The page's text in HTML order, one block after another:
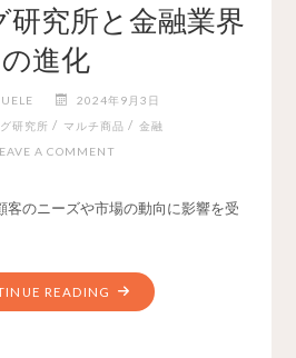
研究所と金融業界
の進化
2024年9月3日
研究所 / マルチ商品 / 金融
A COMMENT
客のニーズや市場の動向に影響を受
READING